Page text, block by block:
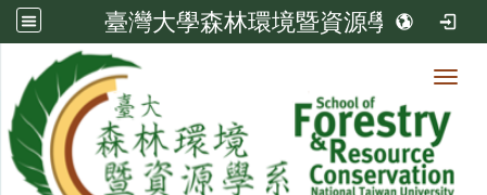
臺灣大學森林環境暨資源學系
最新消息